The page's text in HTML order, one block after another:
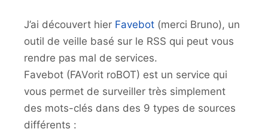
J’ai découvert hier Favebot (merci Bruno), un
outil de veille basé sur le RSS qui peut vous
rendre pas mal de services.
Favebot (FAVorit roBOT) est un service qui
vous permet de surveiller très simplement
des mots-clés dans des 9 types de sources
différents :